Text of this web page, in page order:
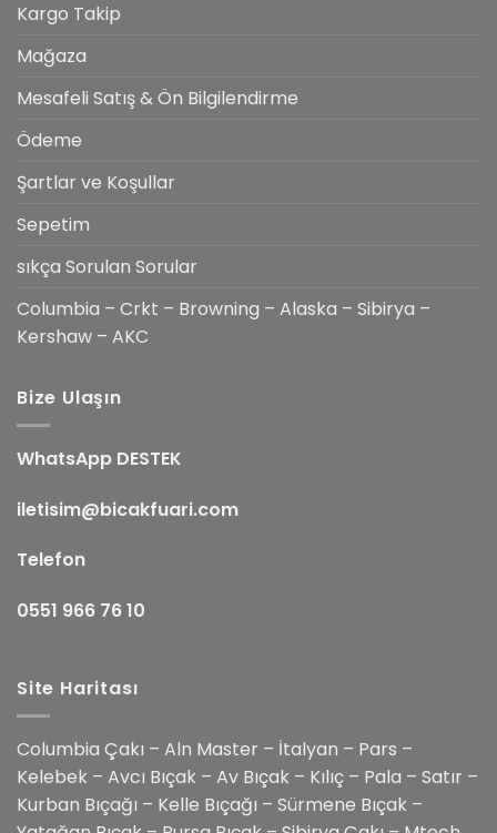
Kargo Takip
Mağaza
Mesafeli Satış & Ön Bilgilendirme
Ödeme
Şartlar ve Koşullar
Sepetim
sıkça Sorulan Sorular
Columbia – Crkt – Browning – Alaska – Sibirya –
Kershaw – AKC
Bize Ulaşın
WhatsApp DESTEK
iletisim@bicakfuari.com
Telefon
0551 966 76 10
Site Haritası
Columbia Çakı – Aln Master – İtalyan – Pars –
Kelebek – Avcı Bıçak – Av Bıçak – Kılıç – Pala – Satır –
Kurban Bıçağı – Kelle Bıçağı – Sürmene Bıçak –